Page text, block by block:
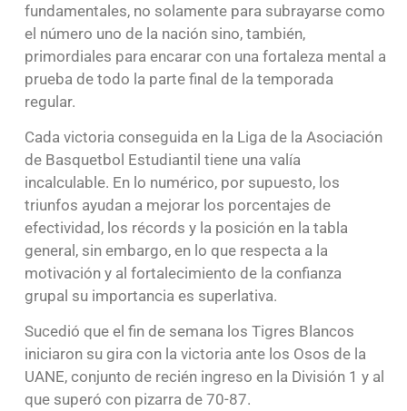
fundamentales, no solamente para subrayarse como
el número uno de la nación sino, también,
primordiales para encarar con una fortaleza mental a
prueba de todo la parte final de la temporada
regular.
Cada victoria conseguida en la Liga de la Asociación
de Basquetbol Estudiantil tiene una valía
incalculable. En lo numérico, por supuesto, los
triunfos ayudan a mejorar los porcentajes de
efectividad, los récords y la posición en la tabla
general, sin embargo, en lo que respecta a la
motivación y al fortalecimiento de la confianza
grupal su importancia es superlativa.
Sucedió que el fin de semana los Tigres Blancos
iniciaron su gira con la victoria ante los Osos de la
UANE, conjunto de recién ingreso en la División 1 y al
que superó con pizarra de 70-87.